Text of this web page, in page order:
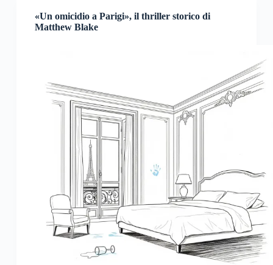
«Un omicidio a Parigi», il thriller storico di
Matthew Blake